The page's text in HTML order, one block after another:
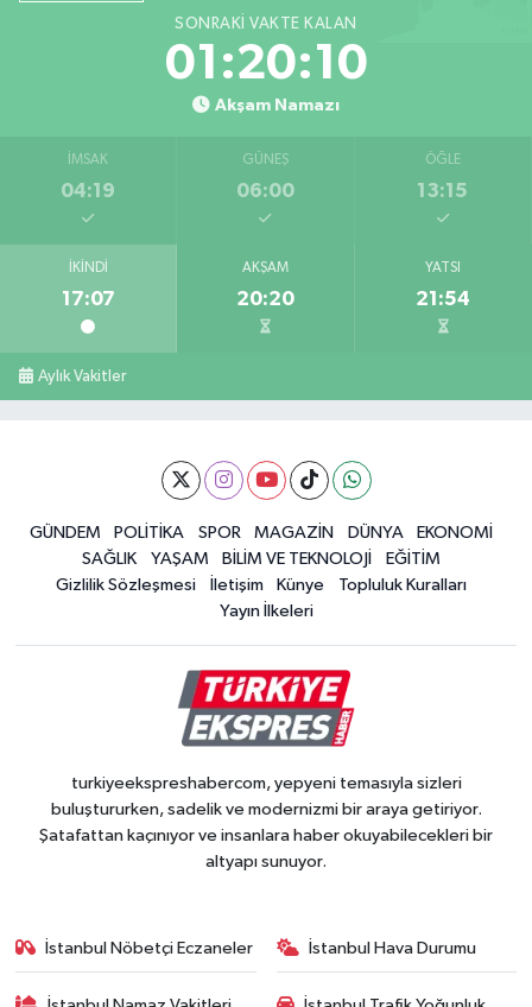
SONRAKI VAKTE KALAN
01:20:09
Akşam Namazı
İMSAK
04:19
GÜNEŞ
06:00
ÖĞLE
13:15
İKINDI
17:07
AKŞAM
20:20
YATSI
21:54
Aylık Vakitler
GÜNDEM POLİTİKA SPOR MAGAZİN DÜNYA
EKONOMİ
SAĞLIK
YAŞAM BİLİM VE TEKNOLOJİ
EĞİTİM
Gizlilik Sözleşmesi
İletişim Künye
Topluluk Kuralları
Yayın İlkeleri
turkiyeekspreshabercom, yepyeni temasıyla sizleri
buluştururken, sadelik ve modernizmi bir araya getiriyor.
Şatafattan kaçınıyor ve insanlara haber okuyabilecekleri bir
altyapı sunuyor.
İstanbul Nöbetçi Eczaneler İstanbul Hava Durumu